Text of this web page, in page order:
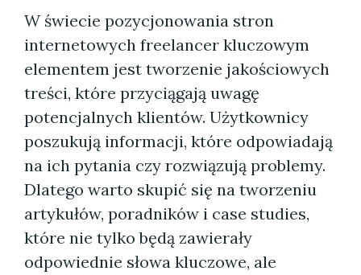
W świecie pozycjonowania stron
internetowych freelancer kluczowym
elementem jest tworzenie jakościowych
treści, które przyciągają uwagę
potencjalnych klientów. Użytkownicy
poszukują informacji, które odpowiadają
na ich pytania czy rozwiązują problemy.
Dlatego warto skupić się na tworzeniu
artykułów, poradników i case studies,
które nie tylko będą zawierały
odpowiednie słowa kluczowe, ale